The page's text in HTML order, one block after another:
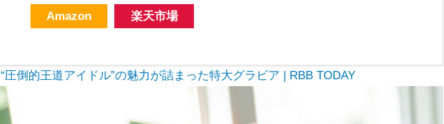
Amazon 楽天市場
圧倒的王道アイドル”の魅力が詰まった特大グラビア | RBB TODAY